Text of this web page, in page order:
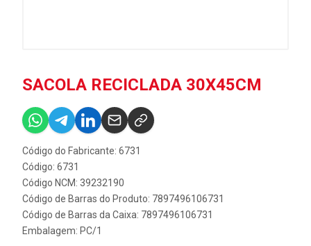
SACOLA RECICLADA 30X45CM
Código do Fabricante: 6731
Código: 6731
Código NCM: 39232190
Código de Barras do Produto: 7897496106731
Código de Barras da Caixa: 7897496106731
Embalagem: PC/1